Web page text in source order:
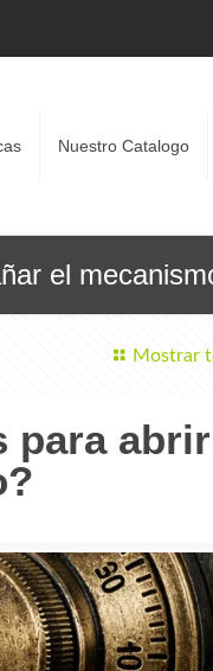
Nuestro Catalogo
el
Mostrar
para abrir